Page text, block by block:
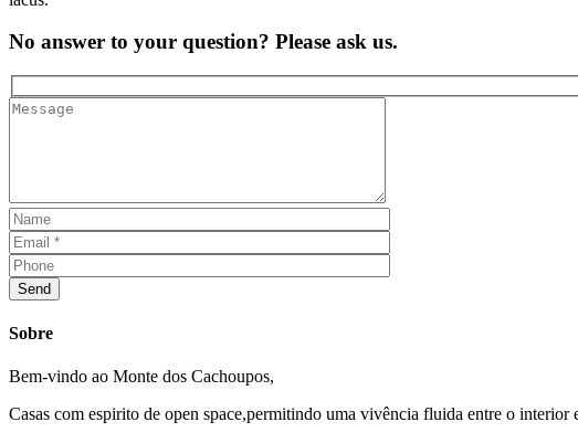
No answer to your question? Please ask us.
Send
Sobre
Bem-vindo ao Monte dos Cachoupos,
Casas com espirito de open space,permitindo uma vivência fluida entre o